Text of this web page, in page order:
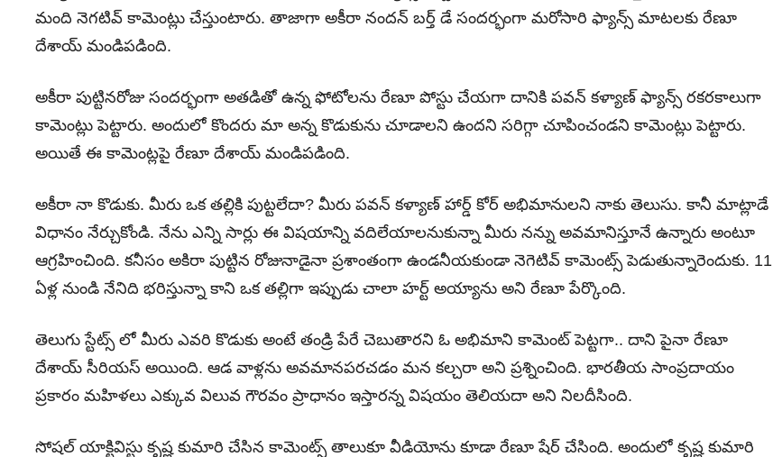
మంది నెగటివ్ కామెంట్లు చేస్తుంటారు. తాజాగా అకీరా నందన్ బర్త్ డే సందర్భంగా మరోసారి ఫ్యాన్స్ మాటలకు రేణూ
దేశాయ్ మండిపడింది.
అకీరా పుట్టినరోజు సందర్భంగా అతడితో ఉన్న ఫోటోలను రేణూ పోస్టు చేయగా దానికి పవన్‌ కళ్యాణ్‌ ఫ్యాన్స్ రకరకాలుగా
కామెంట్లు పెట్టారు. అందులో కొందరు మా అన్న కొడుకును చూడాలని ఉందని సరిగ్గా చూపించండని కామెంట్లు పెట్టారు.
అయితే ఈ కామెంట్లపై రేణూ దేశాయ్ మండిపడింది.
అకీరా నా కొడుకు. మీరు ఒక తల్లికి పుట్టలేదా? మీరు పవన్ కళ్యాణ్ హార్డ్ కోర్ అభిమానులని నాకు తెలుసు. కానీ మాట్లాడే
విధానం నేర్చుకోండి. నేను ఎన్ని సార్లు ఈ విషయాన్ని వదిలేయాలనుకున్నా మీరు నన్ను అవమానిస్తూనే ఉన్నారు అంటూ
ఆగ్రహించింది. కనీసం అకిరా పుట్టిన రోజునాడైనా ప్రశాంతంగా ఉండనీయకుండా నెగెటివ్ కామెంట్స్ పెడుతున్నారెందుకు. 11
ఏళ్ల నుండి నేనిది భరిస్తున్నా కాని ఒక తల్లిగా ఇప్పుడు చాలా హర్ట్ అయ్యాను అని రేణూ పేర్కొంది.
తెలుగు స్టేట్స్ లో మీరు ఎవరి కొడుకు అంటే తండ్రి పేరే చెబుతారని ఓ అభిమాని కామెంట్ పెట్టగా.. దాని పైనా రేణూ
దేశాయ్ సీరియస్ అయింది. ఆడ వాళ్లను అవమానపరచడం మన కల్చరా అని ప్రశ్నించింది. భారతీయ సాంప్రదాయం
ప్రకారం మహిళలు ఎక్కువ విలువ గౌరవం ప్రాధానం ఇస్తారన్న విషయం తెలియదా అని నిలదీసింది.
సోషల్ యాక్టివిస్టు కృష్ణ కుమారి చేసిన కామెంట్స్ తాలుకూ వీడియోను కూడా రేణూ షేర్ చేసింది. అందులో కృష్ణ కుమారి